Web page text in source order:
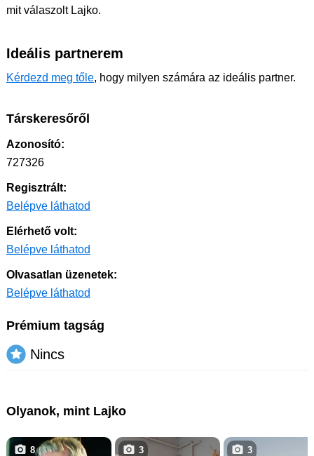
mit válaszolt Lajko.
Ideális partnerem
Kérdezd meg tőle, hogy milyen számára az ideális partner.
Társkeresőről
Azonosító:
727326
Regisztrált:
Belépve láthatod
Elérhető volt:
Belépve láthatod
Olvasatlan üzenetek:
Belépve láthatod
Prémium tagság
Nincs
Olyanok, mint Lajko
8 3 3